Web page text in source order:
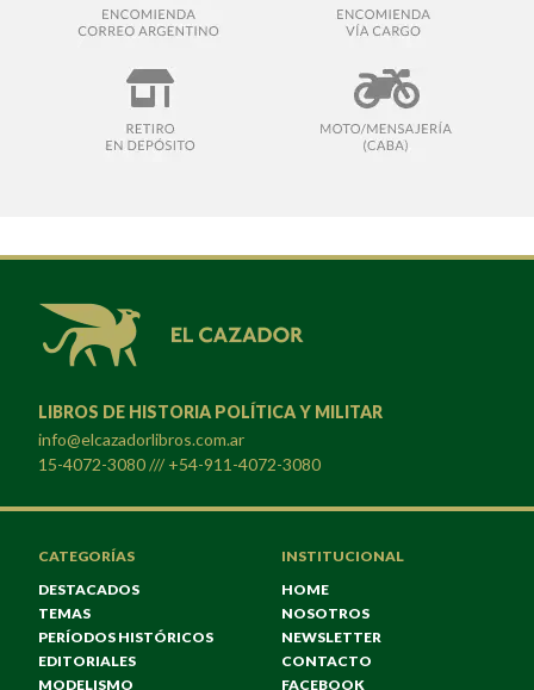
LIBROS DE HISTORIA POLÍTICA Y MILITAR
info@elcazadorlibros.com.ar
15-4072-3080 /// +54-911-4072-3080
CATEGORÍAS
DESTACADOS
TEMAS
PERÍODOS HISTÓRICOS
EDITORIALES
MODELISMO
INSTITUCIONAL
HOME
NOSOTROS
NEWSLETTER
CONTACTO
FACEBOOK